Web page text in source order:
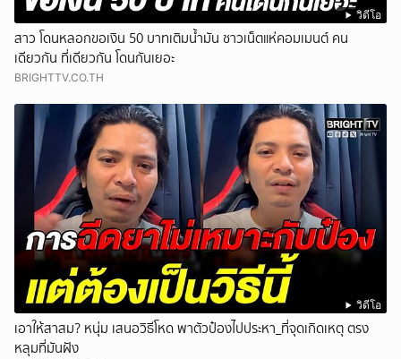
วิดีโอ
สาว โดนหลอกขอเงิน 50 บาทเติมน้ำมัน ชาวเน็ตแห่คอมเมนต์ คน
เดียวกัน ที่เดียวกัน โดนกันเยอะ
BRIGHTTV.CO.TH
วิดีโอ
เอาให้สาสม? หนุ่ม เสนอวิธีโหด พาตัวป๋องไปประหา_ที่จุดเกิดเหตุ ตรง
หลุมที่มันฝัง